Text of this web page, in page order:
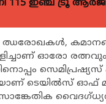
ഇഞ്ച് ട്രൂ
ഓരോ രത്നവും
ടെയിൽസ് ഓഫ്
സാങ്കേതിക